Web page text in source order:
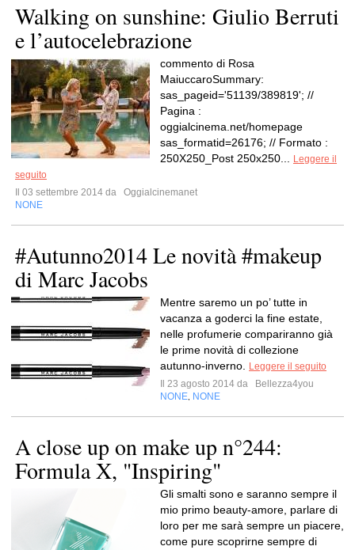
Walking on sunshine: Giulio Berruti
e l’autocelebrazione
commento di Rosa
MaiuccaroSummary:
sas_pageid='51139/389819'; //
Pagina :
oggialcinema.net/homepage
sas_formatid=26176; // Formato :
250X250_Post 250x250...
Leggere il
seguito
Il 03 settembre 2014 da
Oggialcinemanet
NONE
#Autunno2014 Le novità #makeup
di Marc Jacobs
Mentre saremo un po’ tutte in
vacanza a goderci la fine estate,
nelle profumerie compariranno già
le prime novità di collezione
autunno-inverno.
Leggere il seguito
Il 23 agosto 2014 da
Bellezza4you
NONE NONE
A close up on make up n°244:
Formula X, "Inspiring"
Gli smalti sono e saranno sempre il
mio primo beauty-amore, parlare di
loro per me sarà sempre un piacere,
come pure scoprirne sempre di